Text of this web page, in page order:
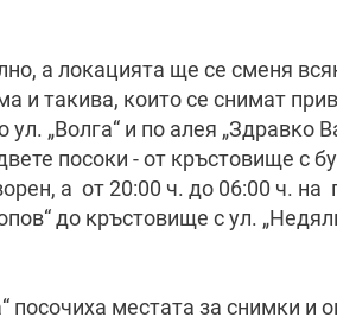
а локацията ще се сменя
и такива, които се снимат
„Волга“ и по алея „Здравко
посоки - от кръстовище с
а от 20:00 ч. до 06:00 ч. на
до кръстовище с ул.
посочиха местата за снимки и